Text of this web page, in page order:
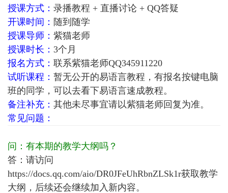
授课方式： 录播教程 + 直播讨论 + QQ答疑
开课时间： 随到随学
授课导师： 紫猫老师
授课时长： 3个月
报名方式： 联系紫猫老师QQ345911220
试听课程： 暂无公开的易语言教程，有报名按键电脑
班的同学，可以去看下易语言速成教程。
备注补充： 其他未尽事宜请以紫猫老师回复为准。
常见问题：
问：有本期的教学大纲吗？
答：请访问
https://docs.qq.com/aio/DR0JFeUhRbnZLSk1r获取教学
大纲，后续还会继续加入新内容。